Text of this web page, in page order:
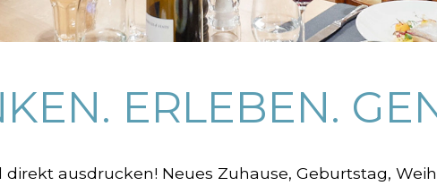
ERLEBEN.
ausdrucken! Neues Zuhause, Geburtstag,